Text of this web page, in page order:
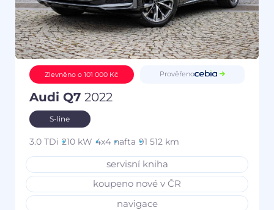
Zlevněno o 101 000 Kč Prověřeno
Audi Q7 2022
S-line
3.0 TDi 210 kW 4x4 nafta 91 512 km
servisní kniha
koupeno nové v ČR
navigace